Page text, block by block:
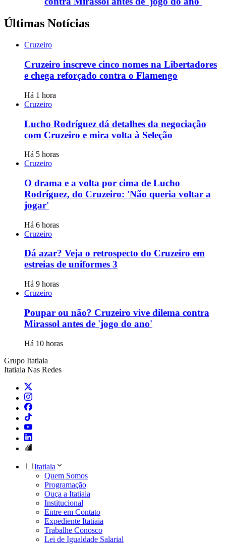
Últimas Notícias
Cruzeiro
Cruzeiro inscreve cinco nomes na Libertadores
e chega reforçado contra o Flamengo
Há 1 hora
Cruzeiro
Lucho Rodríguez dá detalhes da negociação
com Cruzeiro e mira volta à Seleção
Há 5 horas
Cruzeiro
O drama e a volta por cima de Lucho
Rodríguez, do Cruzeiro: 'Não queria voltar a
jogar'
Há 6 horas
Cruzeiro
Dá azar? Veja o retrospecto do Cruzeiro em
estreias de uniformes 3
Há 9 horas
Cruzeiro
Poupar ou não? Cruzeiro vive dilema contra
Mirassol antes de 'jogo do ano'
Há 10 horas
Grupo Itatiaia
Itatiaia Nas Redes
Itatiaia
Quem Somos
Programação
Ouça a Itatiaia
Institucional
Entre em Contato
Expediente Itatiaia
Trabalhe Conosco
Lei de Igualdade Salarial